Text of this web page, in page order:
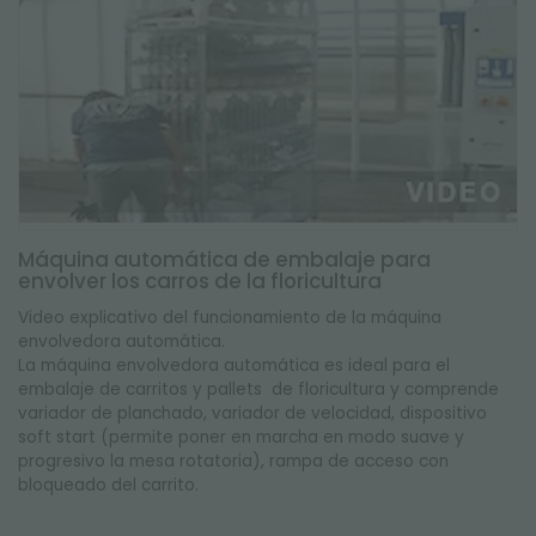
Máquina automática de embalaje para
envolver los carros de la floricultura
Video explicativo del funcionamiento de la máquina
envolvedora automática.
La máquina envolvedora automática es ideal para el
embalaje de carritos y pallets de floricultura y comprende
variador de planchado, variador de velocidad, dispositivo
soft start (permite poner en marcha en modo suave y
progresivo la mesa rotatoria), rampa de acceso con
bloqueado del carrito.